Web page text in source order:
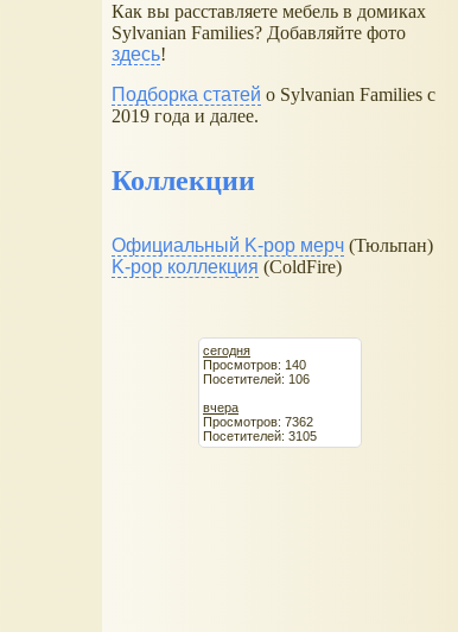
Как вы расставляете мебель в домиках
Sylvanian Families? Добавляйте фото
здесь!
Подборка статей о Sylvanian Families с
2019 года и далее.
Коллекции
Официальный K-pop мерч (Тюльпан)
K-pop коллекция (ColdFire)
сегодня
Просмотров: 140
Посетителей: 106
вчера
Просмотров: 7362
Посетителей: 3105